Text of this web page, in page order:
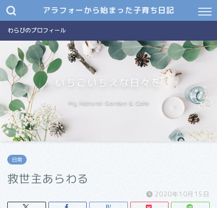
アラフォーから始まった子育ち日記
わらびのプロフィール
いちごいちえな日々を
My Natural Garden & Cafe
日常
救世主あらわる
2020年10月15日